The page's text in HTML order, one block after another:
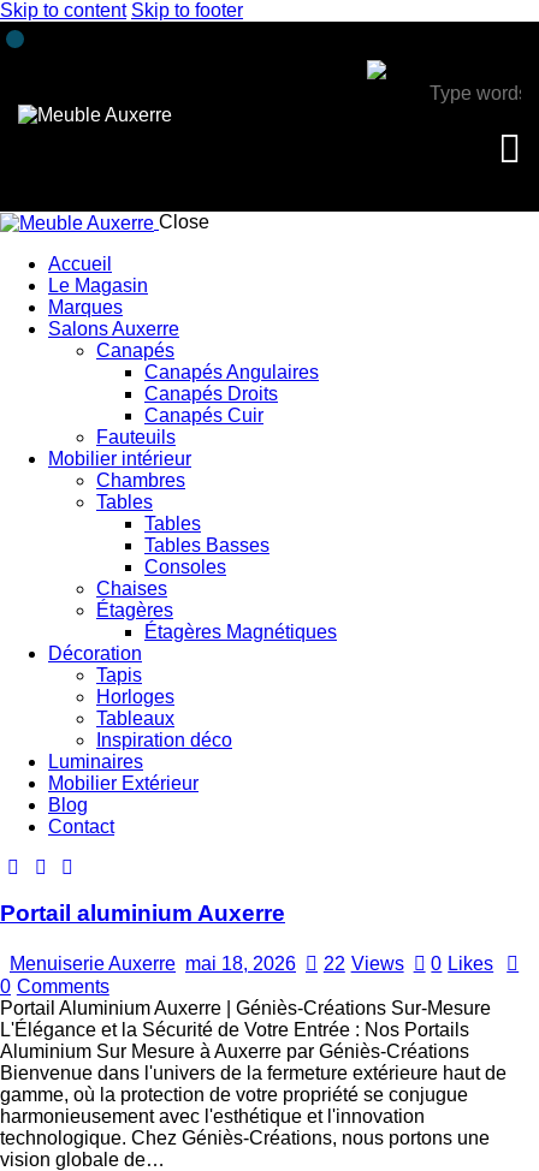
Skip to content Skip to footer
Close
Accueil
Le Magasin
Marques
Salons Auxerre
Canapés
Canapés Angulaires
Canapés Droits
Canapés Cuir
Fauteuils
Mobilier intérieur
Chambres
Tables
Tables
Tables Basses
Consoles
Chaises
Étagères
Étagères Magnétiques
Décoration
Tapis
Horloges
Tableaux
Inspiration déco
Luminaires
Mobilier Extérieur
Blog
Contact
Portail aluminium Auxerre
Menuiserie Auxerre mai 18, 2026 22 Views 0 Likes
0 Comments
Portail Aluminium Auxerre | Géniès-Créations Sur-Mesure
L'Élégance et la Sécurité de Votre Entrée : Nos Portails
Aluminium Sur Mesure à Auxerre par Géniès-Créations
Bienvenue dans l'univers de la fermeture extérieure haut de
gamme, où la protection de votre propriété se conjugue
harmonieusement avec l'esthétique et l'innovation
technologique. Chez Géniès-Créations, nous portons une
vision globale de…